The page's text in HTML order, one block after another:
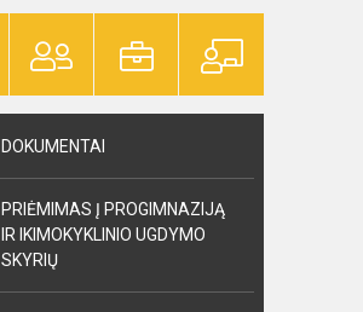
DOKUMENTAI
PRIĖMIMAS Į PROGIMNAZIJĄ
IR IKIMOKYKLINIO UGDYMO
SKYRIŲ